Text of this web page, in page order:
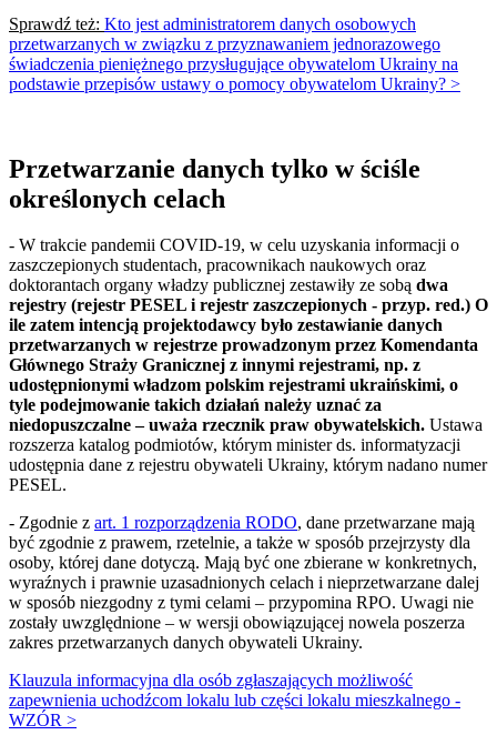
Sprawdź też: Kto jest administratorem danych osobowych
przetwarzanych w związku z przyznawaniem jednorazowego
świadczenia pieniężnego przysługujące obywatelom Ukrainy na
podstawie przepisów ustawy o pomocy obywatelom Ukrainy? >
Przetwarzanie danych tylko w ściśle
określonych celach
- W trakcie pandemii COVID-19, w celu uzyskania informacji o
zaszczepionych studentach, pracownikach naukowych oraz
doktorantach organy władzy publicznej zestawiły ze sobą dwa
rejestry (rejestr PESEL i rejestr zaszczepionych - przyp. red.) O
ile zatem intencją projektodawcy było zestawianie danych
przetwarzanych w rejestrze prowadzonym przez Komendanta
Głównego Straży Granicznej z innymi rejestrami, np. z
udostępnionymi władzom polskim rejestrami ukraińskimi, o
tyle podejmowanie takich działań należy uznać za
niedopuszczalne –uważa rzecznik praw obywatelskich. Ustawa
rozszerza katalog podmiotów, którym minister ds. informatyzacji
udostępnia dane z rejestru obywateli Ukrainy, którym nadano numer
PESEL.
- Zgodnie z art. 1 rozporządzenia RODO, dane przetwarzane mają
być zgodnie z prawem, rzetelnie, a także w sposób przejrzysty dla
osoby, której dane dotyczą. Mają być one zbierane w konkretnych,
wyraźnych i prawnie uzasadnionych celach i nieprzetwarzane dalej
w sposób niezgodny z tymi celami – przypomina RPO. Uwagi nie
zostały uwzględnione – w wersji obowiązującej nowela poszerza
zakres przetwarzanych danych obywateli Ukrainy.
Klauzula informacyjna dla osób zgłaszających możliwość
zapewnienia uchodźcom lokalu lub części lokalu mieszkalnego -
WZÓR >